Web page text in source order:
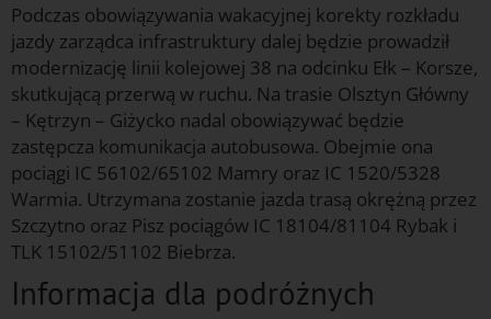
Podczas obowiązywania wakacyjnej korekty rozkładu
jazdy zarządca infrastruktury dalej będzie prowadził
modernizację linii kolejowej 38 na odcinku Ełk – Korsze,
skutkującą przerwą w ruchu. Na trasie Olsztyn Główny
– Kętrzyn – Giżycko nadal obowiązywać będzie
zastępcza komunikacja autobusowa. Obejmie ona
pociągi IC 56102/65102 Mamry oraz IC 1520/5328
Warmia. Utrzymana zostanie jazda trasą okrężną przez
Szczytno oraz Pisz pociągów IC 18104/81104 Rybak i
TLK 15102/51102 Biebrza.
Informacja dla podróżnych